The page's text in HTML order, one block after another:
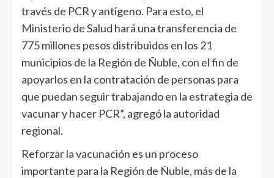
través de PCR y antígeno. Para esto, el
Ministerio de Salud hará una transferencia de
775 millones pesos distribuidos en los 21
municipios de la Región de Ñuble, con el fin de
apoyarlos en la contratación de personas para
que puedan seguir trabajando en la estrategia de
vacunar y hacer PCR”, agregó la autoridad
regional.
Reforzar la vacunación es un proceso
importante para la Región de Ñuble, más de la